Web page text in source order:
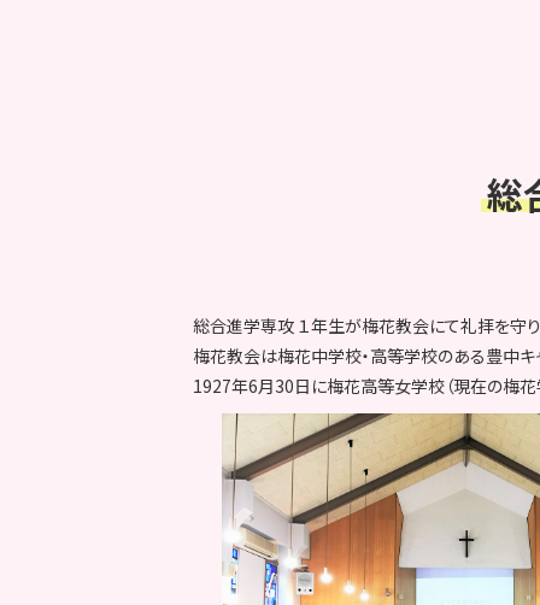
総
総合進学専攻 １年生が梅花教会にて礼拝を守り
梅花教会は梅花中学校・高等学校のある豊中キ
1927年6月30日に梅花高等女学校（現在の梅花